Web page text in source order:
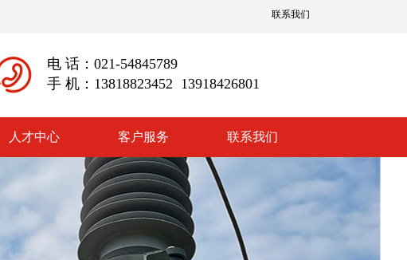
联系我们
电 话：021-54845789
手 机：13818823452 13918426801
人才中心 客户服务 联系我们